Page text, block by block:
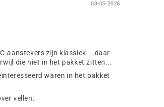
08-05-2026
aanstekers zijn klassiek – daar
die niet in het pakket zitten...
waren in het pakket
vellen.